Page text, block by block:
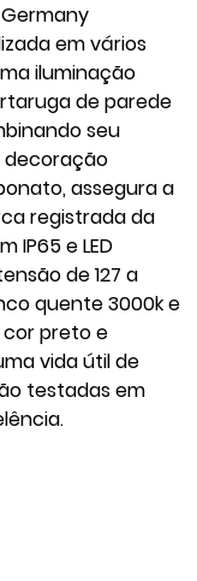
em vários
iluminação
de parede
seu
decoração
assegura a
registrada da
IP65 e LED
de 127 a
quente 3000k e
preto e
vida útil de
testadas em